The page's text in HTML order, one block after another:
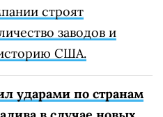
строят
заводов и
США.
ударами по странам